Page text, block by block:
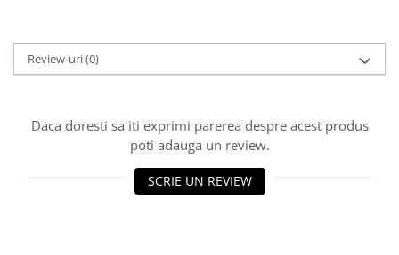
Review-uri(0)
Daca doresti sa iti exprimi parerea despre acest produs
poti adauga un review.
SCRIE UN REVIEW